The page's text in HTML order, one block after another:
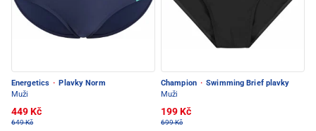
Energetics · Plavky Norm
Muži
449 Kč
649 Kč
Champion · Swimming Brief plavky
Muži
199 Kč
699 Kč